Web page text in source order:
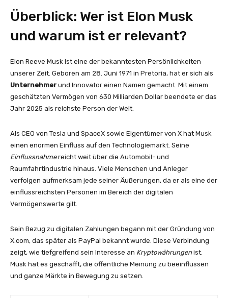
Überblick: Wer ist Elon Musk
und warum ist er relevant?
Elon Reeve Musk ist eine der bekanntesten Persönlichkeiten
unserer Zeit. Geboren am 28. Juni 1971 in Pretoria, hat er sich als
Unternehmer und Innovator einen Namen gemacht. Mit einem
geschätzten Vermögen von 630 Milliarden Dollar beendete er das
Jahr 2025 als reichste Person der Welt.
Als CEO von Tesla und SpaceX sowie Eigentümer von X hat Musk
einen enormen Einfluss auf den Technologiemarkt. Seine
Einflussnahmereicht weit über die Automobil- und
Raumfahrtindustrie hinaus. Viele Menschen und Anleger
verfolgen aufmerksam jede seiner Äußerungen, da er als eine der
einflussreichsten Personen im Bereich der digitalen
Vermögenswerte gilt.
Sein Bezug zu digitalen Zahlungen begann mit der Gründung von
X.com, das später als PayPal bekannt wurde. Diese Verbindung
zeigt, wie tiefgreifend sein Interesse an Kryptowährungen ist.
Musk hat es geschafft, die öffentliche Meinung zu beeinflussen
und ganze Märkte in Bewegung zu setzen.